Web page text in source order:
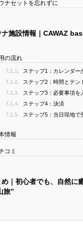
ナセットを忘れずに
ナ施設情報｜CAWAZ
の流れ
7.1.1.
ステップ1：カレンダー
7.1.2.
ステップ2：時間とテン
7.1.3.
ステップ3：必要事項を
7.1.4.
ステップ4：決済
7.1.5.
ステップ5：当日現地で
情報
コミ
め｜初心者でも、自然に
旅”